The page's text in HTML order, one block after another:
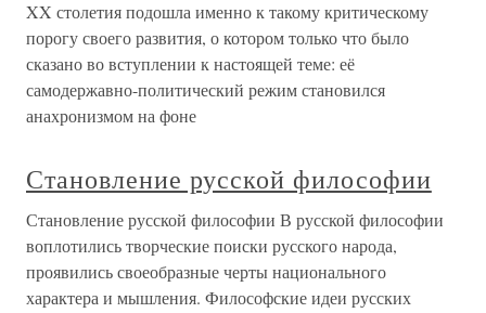
XX столетия подошла именно к такому критическому
порогу своего развития, о котором только что было
сказано во вступлении к настоящей теме: её
самодержавно-политический режим становился
анахронизмом на фоне
Становление русской философии
Становление русской философии В русской философии
воплотились творческие поиски русского народа,
проявились своеобразные черты национального
характера и мышления. Философские идеи русских